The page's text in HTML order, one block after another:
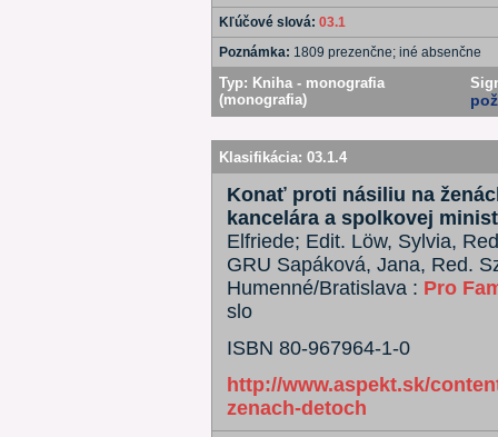
Kľúčové slová: 03.1
Poznámka: 1809 prezenčne; iné absenčne
Typ: Kniha - monografia
(monografia)
Klasifikácia: 03.1.4
Konať proti násiliu na
kancelára a spolkovej
Elfriede; Edit. Löw, Sylvia,
GRU Sapáková, Jana, Red.
Humenné/Bratislava : Pro
slo
ISBN 80-967964-1-0
http://www.aspekt.sk/
zenach-detoch